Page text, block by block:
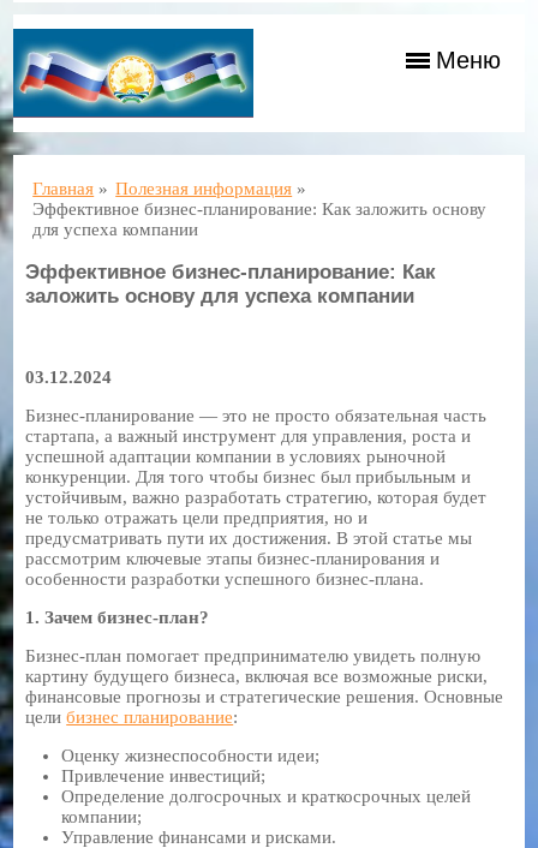
Меню
Главная » Полезная информация »
Эффективное бизнес-планирование: Как заложить основу
для успеха компании
Эффективное бизнес-планирование: Как
заложить основу для успеха компании
03.12.2024
Бизнес-планирование — это не просто обязательная часть
стартапа, а важный инструмент для управления, роста и
успешной адаптации компании в условиях рыночной
конкуренции. Для того чтобы бизнес был прибыльным и
устойчивым, важно разработать стратегию, которая будет
не только отражать цели предприятия, но и
предусматривать пути их достижения. В этой статье мы
рассмотрим ключевые этапы бизнес-планирования и
особенности разработки успешного бизнес-плана.
1. Зачем бизнес-план?
Бизнес-план помогает предпринимателю увидеть полную
картину будущего бизнеса, включая все возможные риски,
финансовые прогнозы и стратегические решения. Основные
целибизнес планирование:
Оценку жизнеспособности идеи;
Привлечение инвестиций;
Определение долгосрочных и краткосрочных целей
компании;
Управление финансами и рисками.